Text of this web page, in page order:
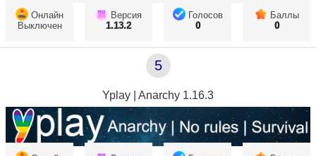
Онлайн
Выключен
Версия
1.13.2
Голосов
0
Баллы
0
5
Yplay | Anarchy 1.16.3